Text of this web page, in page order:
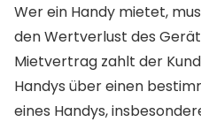
Wer ein Handy mietet,
den Wertverlust des
Mietvertrag zahlt der
Handys über einen
eines Handys,